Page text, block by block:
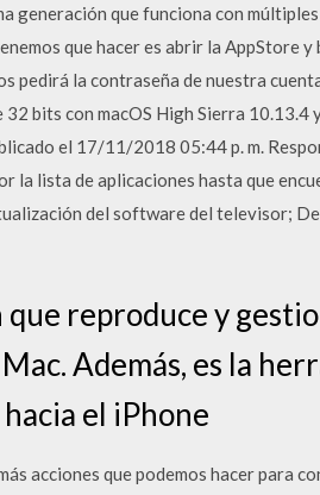
generación que funciona con
que hacer es abrir la AppStore
pedirá la contraseña de nuestra
32 bits con macOS High Sierra
el 17/11/2018 05:44 p. m.
la lista de aplicaciones hasta que
del software del televisor;
reproduce y
Además, es la
el iPhone
acciones que podemos hacer para